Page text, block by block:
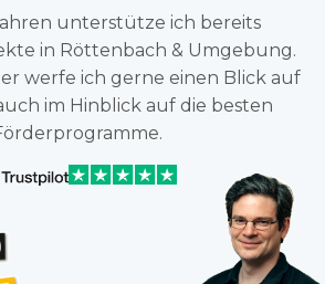
unterstütze ich bereits
in Röttenbach & Umgebung.
werfe ich gerne einen Blick auf
im Hinblick auf die besten